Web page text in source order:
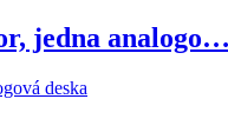
jedna analogo…